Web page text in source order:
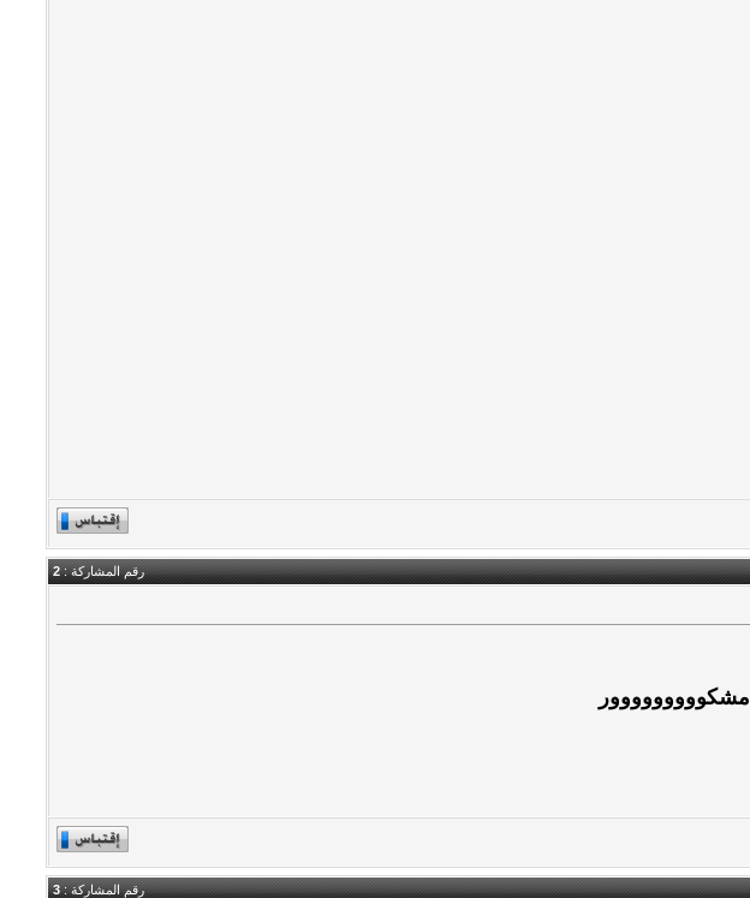
رقم المشاركة :2
مشكووووووووور
رقم المشاركة :3